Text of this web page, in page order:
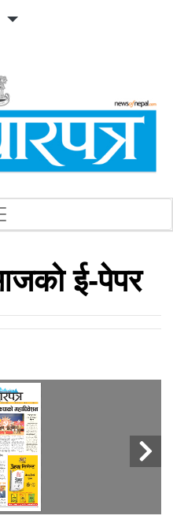
ई-पेपर